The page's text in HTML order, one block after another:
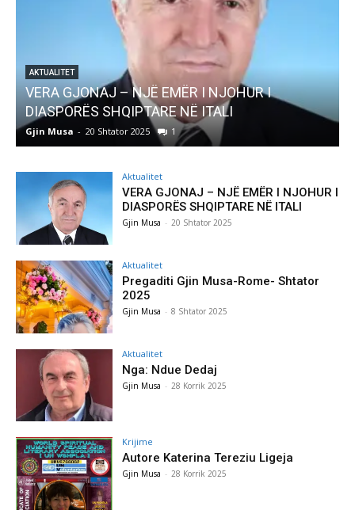
AKTUALITET
Pregaditi Gjin Musa-Rome- Shtator 2025
Gjin Musa - 8 Shtator 2025 0
Aktualitet
VERA GJONAJ – NJË EMËR I NJOHUR I
DIASPORËS SHQIPTARE NË ITALI
Gjin Musa - 20 Shtator 2025
Aktualitet
Pregaditi Gjin Musa-Rome- Shtator
2025
Gjin Musa - 8 Shtator 2025
Aktualitet
Nga: Ndue Dedaj
Gjin Musa - 28 Korrik 2025
Krijime
Autore Katerina Tereziu Ligeja
Gjin Musa - 28 Korrik 2025